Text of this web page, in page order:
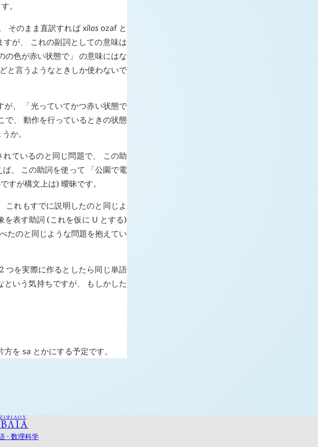
。
そのまま直訳すればxílos ozafと
が、 これの副詞としての意味は
の色が赤い状態で」 の意味にはな
と言うようなときしか使わないで
、 「光っていてかつ赤い状態で
で、 動作を行っているときの状態
か。
れているのと同じ問題で、 この助
、 この助詞を使って 「公園で電
すが構文上は) 曖昧です。
これもすでに説明したのと同じよ
を表す助詞 (これを仮に U とする)
たのと同じような問題を抱えてい
つを実際に作るとしたら同じ単語
いう気持ちですが、 もしかした
方を sa とかにする予定です。
· 数理科学